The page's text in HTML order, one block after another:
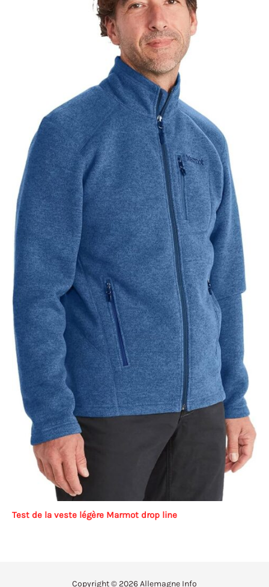
Test de la veste légère Marmot drop line
Copyright © 2026 Allemagne Info